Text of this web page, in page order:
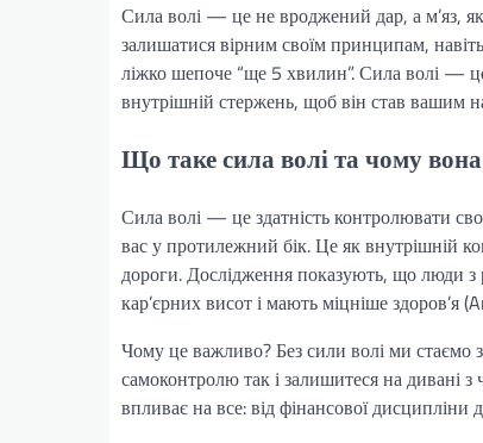
Сила волі — це не вроджений дар, а м’яз,
залишатися вірним своїм принципам,
ліжко шепоче “ще 5 хвилин”. Сила волі —
внутрішній стержень, щоб він став вашим
Що таке сила волі та чому
Сила волі — це здатність контролювати
вас у протилежний бік. Це як внутрішній
дороги. Дослідження показують, що люди з
кар’єрних висот і мають міцніше
Чому це важливо? Без сили волі ми
самоконтролю так і залишитеся на дивані
впливає на все: від фінансової дисципліни